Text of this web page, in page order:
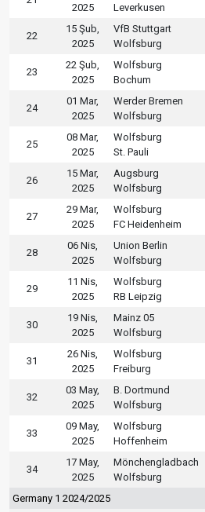
2025
Leverkusen
22
15 Şub,
2025
VfB Stuttgart
Wolfsburg
23
22 Şub,
2025
Wolfsburg
Bochum
24
01 Mar,
2025
Werder Bremen
Wolfsburg
25
08 Mar,
2025
Wolfsburg
St. Pauli
26
15 Mar,
2025
Augsburg
Wolfsburg
27
29 Mar,
2025
Wolfsburg
FC Heidenheim
28
06 Nis,
2025
Union Berlin
Wolfsburg
29
11 Nis,
2025
Wolfsburg
RB Leipzig
30
19 Nis,
2025
Mainz 05
Wolfsburg
31
26 Nis,
2025
Wolfsburg
Freiburg
32
03 May,
2025
B. Dortmund
Wolfsburg
33
09 May,
2025
Wolfsburg
Hoffenheim
34
17 May,
2025
Mönchengladbach
Wolfsburg
Germany 1 2024/2025